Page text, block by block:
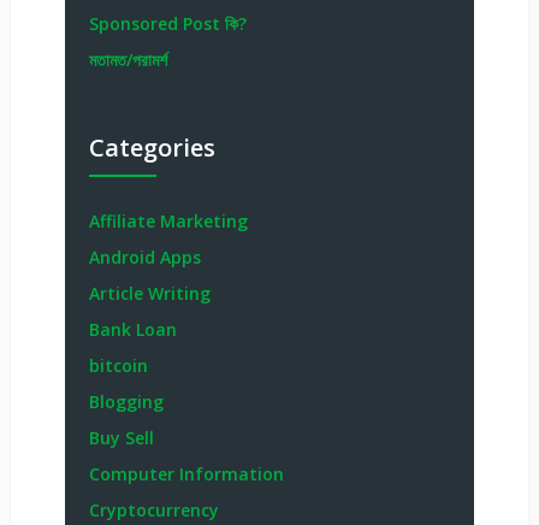
Sponsored Post কি?
মতামত/পরামর্শ
Categories
Affiliate Marketing
Android Apps
Article Writing
Bank Loan
bitcoin
Blogging
Buy Sell
Computer Information
Cryptocurrency